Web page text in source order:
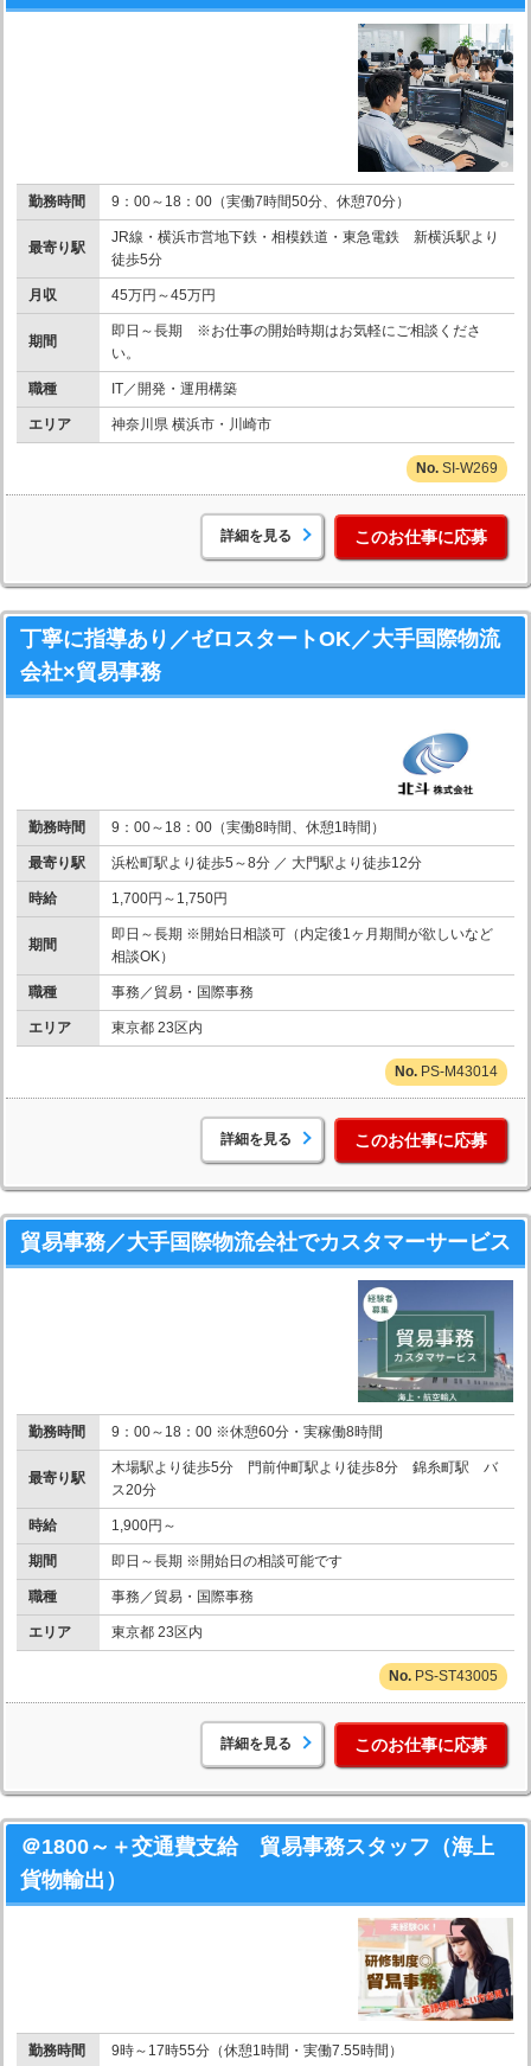
勤務時間 9：00～18：00（実働7時間50分、休憩70分）
最寄り駅
JR線・横浜市営地下鉄・相模鉄道・東急電鉄 新横浜駅より
徒歩5分
月収 45万円～45万円
期間
即日～長期 ※お仕事の開始時期はお気軽にご相談くださ
い。
職種 IT／開発・運用構築
エリア 神奈川県 横浜市・川崎市
SI-W269
詳細を見る このお仕事に応募
丁寧に指導あり／ゼロスタートOK／大手国際物流
会社×貿易事務
勤務時間 9：00～18：00（実働8時間、休憩1時間）
最寄り駅 浜松町駅より徒歩5～8分 ／ 大門駅より徒歩12分
時給 1,700円～1,750円
期間
即日～長期 ※開始日相談可（内定後1ヶ月期間が欲しいなど
相談OK）
職種 事務／貿易・国際事務
エリア 東京都 23区内
PS-M43014
詳細を見る このお仕事に応募
貿易事務／大手国際物流会社でカスタマーサービス
勤務時間 9：00～18：00 ※休憩60分・実稼働8時間
最寄り駅
木場駅より徒歩5分 門前仲町駅より徒歩8分 錦糸町駅 バ
ス20分
時給 1,900円～
期間 即日～長期 ※開始日の相談可能です
職種 事務／貿易・国際事務
エリア 東京都 23区内
PS-ST43005
詳細を見る このお仕事に応募
＠1800～＋交通費支給 貿易事務スタッフ（海上
貨物輸出）
勤務時間 9時～17時55分（休憩1時間・実働7.55時間）